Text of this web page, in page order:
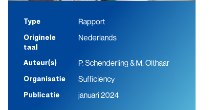
Type Rapport
Originele
taal
Nederlands
Auteur(s) P. Schenderling & M. Olthaar
Organisatie Sufficiency
Publicatie januari 2024